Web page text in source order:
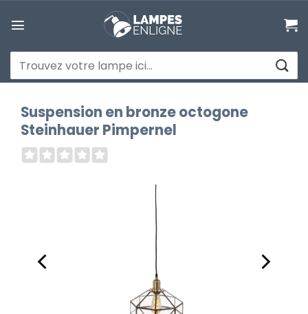
au
Recherche
pour :
Suspension en bronze octogone
Steinhauer Pimpernel